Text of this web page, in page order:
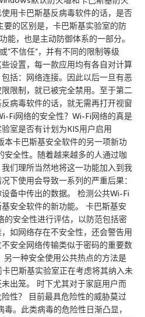
用卡巴斯基反病毒软件的话，是否
的区别是，卡巴斯基实验室的防
能，也是主动防御体系的一部分。
”不信任”，并有不同的限制等级
些设置，每一款应用均有各自对计算
括：网络连接。因此以后一旦有恶
限制，就已被完全禁用。至于第二
病毒软件的话，就无需再打开视窗
Fi网络的安全性？Wi-Fi网络的真是
室是否有计划为KIS用户启用
本卡巴斯基安全软件的另一项新功
安全性。随着越来越多的人通过咖
们理所当然地将这一功能加入到我
下使用会导致一系列的严重后果：
备中传出的数据。 检测公共Wi-Fi
安全软件的新功能。 卡巴斯基安
的安全性进行评估，以防范包括密
如网络存在不安全性，还会警告用
安全网络传输类似于密码的重要数
一种安全使用公共热点的方法是
巴斯基实验室正在考虑将其纳入未
出笼。 时下尤其对于家庭用户而
性？ 目前最具危险性的威胁莫过
。此类病毒的危险性日渐凸显，